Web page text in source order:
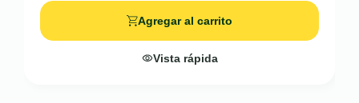
Agregar al carrito
Vista rápida